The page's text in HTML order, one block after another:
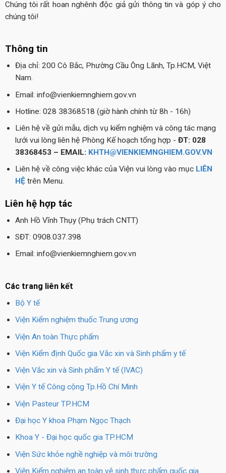
Chúng tôi rất hoan nghênh độc giả gửi thông tin và góp ý cho
chúng tôi!
Thông tin
Địa chỉ: 200 Cô Bắc, Phường Cầu Ông Lãnh, Tp.HCM, Việt
Nam.
Email: info@vienkiemnghiem.gov.vn
Hotline: 028 38368518 (giờ hành chính từ 8h - 16h)
Liên hệ về gửi mẫu, dịch vụ kiểm nghiệm và công tác mạng
lưới vui lòng liên hệ Phòng Kế hoạch tổng hợp - ĐT: 028
38368453 – EMAIL: KHTH@VIENKIEMNGHIEM.GOV.VN
Liên hệ về công việc khác của Viện vui lòng vào mục LIÊN
HỆtrên Menu.
Liên hệ hợp tác
Anh Hồ Vĩnh Thụy (Phụ trách CNTT)
SĐT: 0908.037.398
Email: info@vienkiemnghiem.gov.vn
Các trang liên kết
Bộ Y tế
Viện Kiểm nghiệm thuốc Trung ương
Viện An toàn Thực phẩm
Viện Kiểm định Quốc gia Vắc xin và Sinh phẩm y tế
Viện Vắc xin và Sinh phẩm Y tế (IVAC)
Viện Y tế Công cộng Tp.Hồ Chí Minh
Viện Pasteur TP.HCM
Đại học Y khoa Phạm Ngọc Thạch
Khoa Y - Đại học quốc gia TP.HCM
Viện Sức khỏe nghề nghiệp và môi trường
Viện Kiểm nghiệm an toàn vệ sinh thực phẩm quốc gia